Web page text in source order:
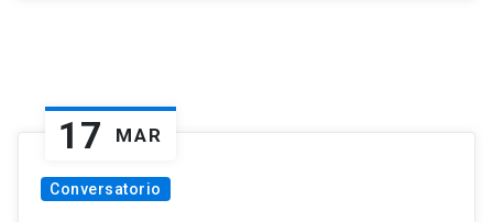
17 MAR
Conversatorio